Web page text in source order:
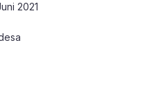
2021